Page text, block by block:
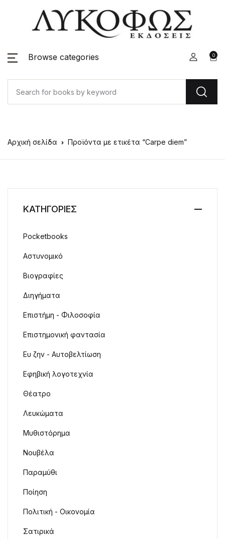
Browse categories 0
Αρχική σελίδα Προϊόντα με ετικέτα “Carpe diem”
ΚΑΤΗΓΟΡΙΕΣ
Pocketbooks
Αστυνομικό
Βιογραφίες
Διηγήματα
Επιστήμη - Φιλοσοφία
Επιστημονική φαντασία
Ευ ζην - Αυτοβελτίωση
Εφηβική λογοτεχνία
Θέατρο
Λευκώματα
Μυθιστόρημα
Νουβέλα
Παραμύθι
Ποίηση
Πολιτική - Οικονομία
Σατιρικά